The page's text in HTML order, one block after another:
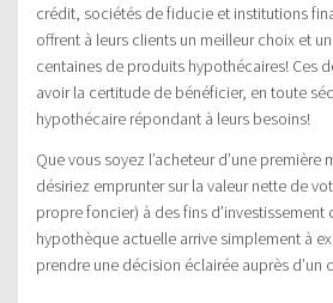
crédit, sociétés de fiducie et institutions
offrent à leurs clients un meilleur choix et
centaines de produits hypothécaires! Ces
avoir la certitude de bénéficier, en toute
hypothécaire répondant à leurs besoins!
Que vous soyez l’acheteur d’une première
désiriez emprunter sur la valeur nette de
propre foncier) à des fins
hypothèque actuelle arrive simplement à
prendre une décision éclairée auprès d’un